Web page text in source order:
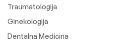
Traumatologija
Ginekologija
Dentalna Medicina